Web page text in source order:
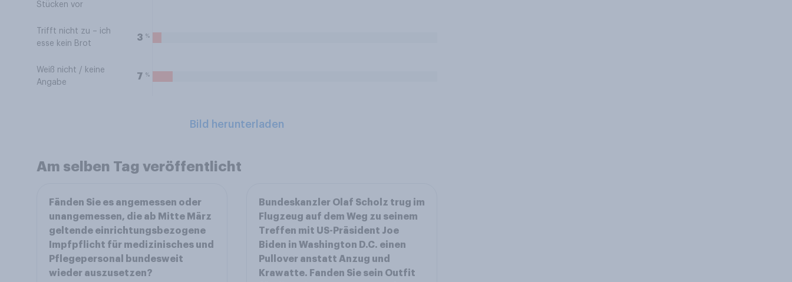
Stücken vor
Trifft nicht zu – ich
esse kein Brot
3 %
Weiß nicht / keine
Angabe
7 %
Bild herunterladen
Am selben Tag veröffentlicht
Fänden Sie es angemessen oder
unangemessen, die ab Mitte März
geltende einrichtungsbezogene
Impfpflicht für medizinisches und
Pflegepersonal bundesweit
wieder auszusetzen?
Bundeskanzler Olaf Scholz trug im
Flugzeug auf dem Weg zu seinem
Treffen mit US-Präsident Joe
Biden in Washington D.C. einen
Pullover anstatt Anzug und
Krawatte. Fanden Sie sein Outfit